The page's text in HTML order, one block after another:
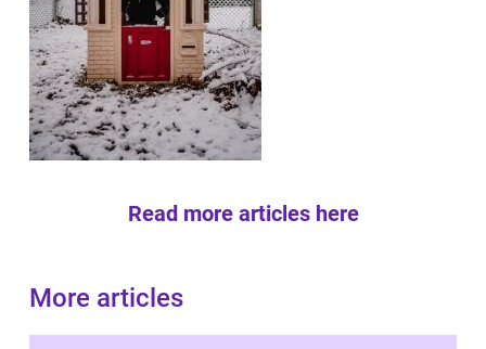
Read more articles here
More articles